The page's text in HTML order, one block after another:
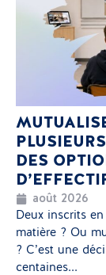
DES
août 2026
Deux inscrits
matière ? Ou
? C’est une
centaines...